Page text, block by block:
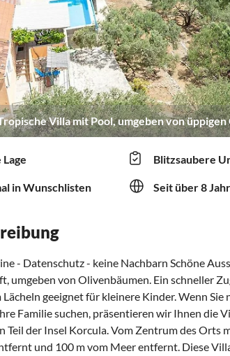
Villa mit Pool, umgeben von
Lage Blitzsaubere
in Wunschlisten Seit über 8
- Datenschutz - keine Nachbarn Schöne
umgeben von Olivenbäumen. Ein schneller
Lächeln geeignet für kleinere Kinder. Wenn
Familie suchen, präsentieren wir Ihnen die
Teil der Insel Korcula. Vom Zentrum des
und 100 m vom Meer entfernt. Diese